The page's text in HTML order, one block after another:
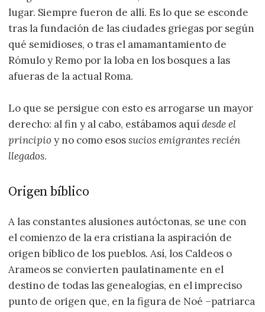
lugar. Siempre fueron de allí. Es lo que se esconde
tras la fundación de las ciudades griegas por según
qué semidioses, o tras el amamantamiento de
Rómulo y Remo por la loba en los bosques a las
afueras de la actual Roma.
Lo que se persigue con esto es arrogarse un mayor
derecho: al fin y al cabo, estábamos aquídesde el
principio y no como esossucios emigrantes recién
llegados.
Origen bíblico
A las constantes alusiones autóctonas, se une con
el comienzo de la era cristiana la aspiración de
origen bíblico de los pueblos. Así, los Caldeos o
Arameos se convierten paulatinamente en el
destino de todas las genealogías, en el impreciso
punto de origen que, en la figura de Noé –patriarca